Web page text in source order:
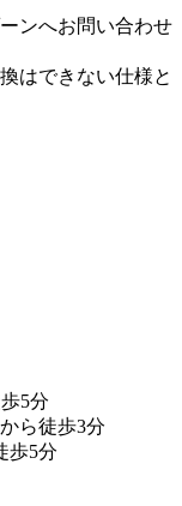
ンへお問い合わせ
はできない仕様と
5分
ら徒歩3分
歩5分